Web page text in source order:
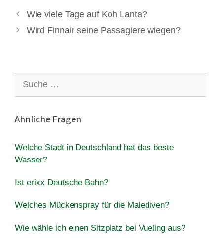
Wie viele Tage auf Koh Lanta?
Wird Finnair seine Passagiere wiegen?
nach:
Ähnliche Fragen
Welche Stadt in Deutschland hat das beste
Wasser?
Ist erixx Deutsche Bahn?
Welches Mückenspray für die Malediven?
Wie wähle ich einen Sitzplatz bei Vueling aus?